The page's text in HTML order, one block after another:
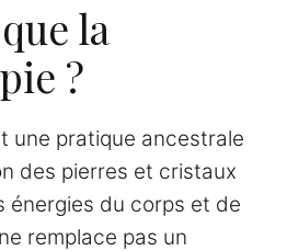
la
?
une pratique ancestrale
des pierres et cristaux
énergies du corps et de
ne remplace pas un